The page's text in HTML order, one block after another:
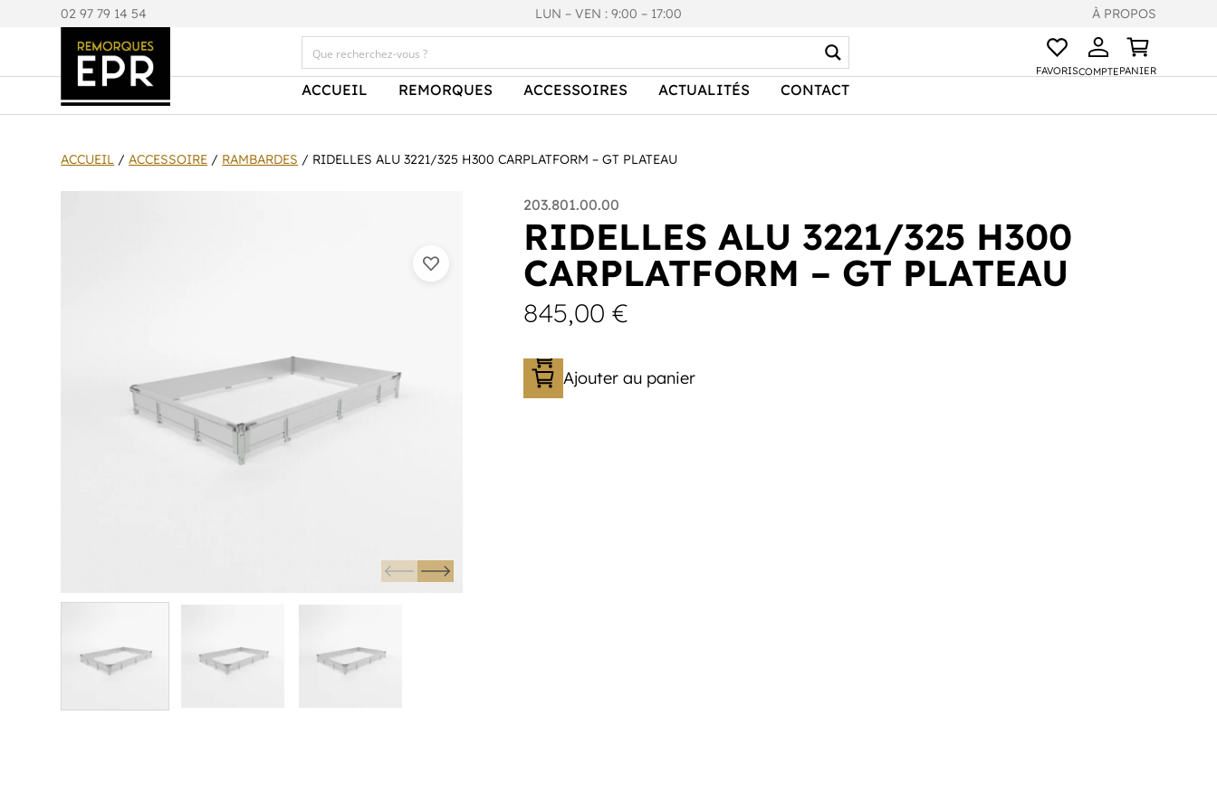
02 97 79 14 54 LUN – VEN : 9:00 – 17:00 À PROPOS
ACCUEIL REMORQUES ACCESSOIRES ACTUALITÉS CONTACT
FAVORISCOMPTEPANIER
ACCUEIL /ACCESSOIRE / RAMBARDES / RIDELLES ALU 3221/325 H300 CARPLATFORM – GT PLATEAU
203.801.00.00
RIDELLES ALU 3221/325 H300
CARPLATFORM – GT PLATEAU
845,00 €
Ajouter au panier